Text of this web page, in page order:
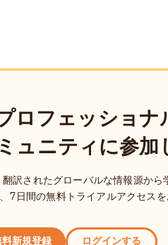
ロフェッショナ
ュニティに参加
訳されたグローバルな情報源から
7日間の無料トライアルアクセスを
新規登録 ログインする